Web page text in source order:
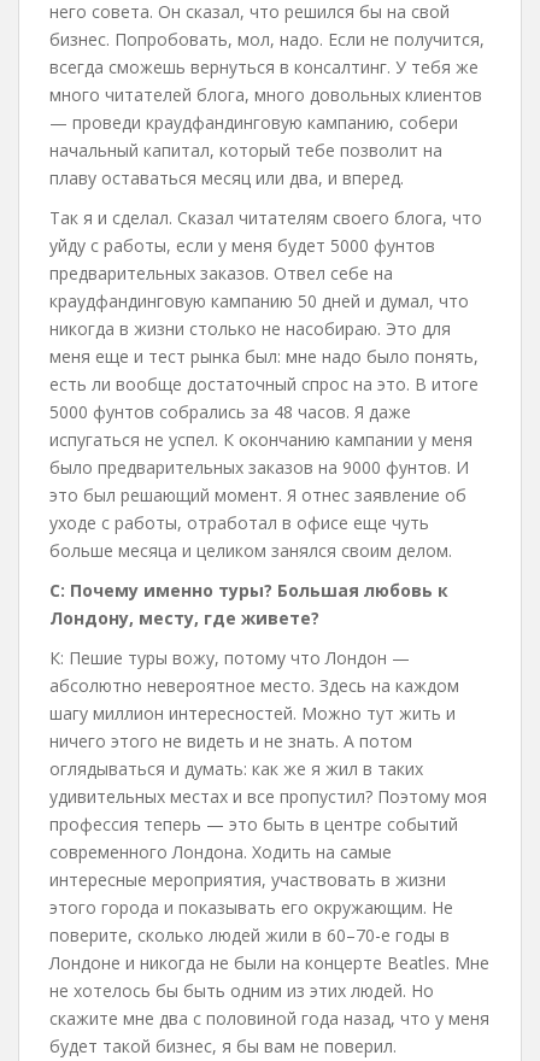
него совета. Он сказал, что решился бы на свой
бизнес. Попробовать, мол, надо. Если не получится,
всегда сможешь вернуться в консалтинг. У тебя же
много читателей блога, много довольных клиентов
— проведи краудфандинговую кампанию, собери
начальный капитал, который тебе позволит на
плаву оставаться месяц или два, и вперед.
Так я и сделал. Сказал читателям своего блога, что
уйду с работы, если у меня будет 5000 фунтов
предварительных заказов. Отвел себе на
краудфандинговую кампанию 50 дней и думал, что
никогда в жизни столько не насобираю. Это для
меня еще и тест рынка был: мне надо было понять,
есть ли вообще достаточный спрос на это. В итоге
5000 фунтов собрались за 48 часов. Я даже
испугаться не успел. К окончанию кампании у меня
было предварительных заказов на 9000 фунтов. И
это был решающий момент. Я отнес заявление об
уходе с работы, отработал в офисе еще чуть
больше месяца и целиком занялся своим делом.
С: Почему именно туры? Большая любовь к
Лондону, месту, где живете?
К: Пешие туры вожу, потому что Лондон —
абсолютно невероятное место. Здесь на каждом
шагу миллион интересностей. Можно тут жить и
ничего этого не видеть и не знать. А потом
оглядываться и думать: как же я жил в таких
удивительных местах и все пропустил? Поэтому моя
профессия теперь — это быть в центре событий
современного Лондона. Ходить на самые
интересные мероприятия, участвовать в жизни
этого города и показывать его окружающим. Не
поверите, сколько людей жили в 60–70-е годы в
Лондоне и никогда не были на концерте Beatles. Мне
не хотелось бы быть одним из этих людей. Но
скажите мне два с половиной года назад, что у меня
будет такой бизнес, я бы вам не поверил.